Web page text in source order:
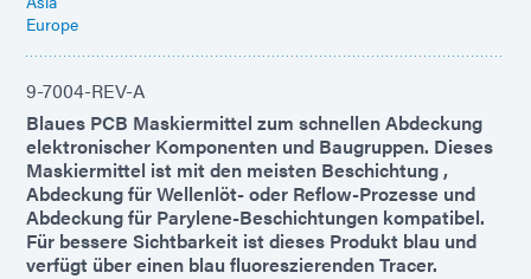
Europe
9-7004-REV-A
Blaues PCB Maskiermittel zum schnellen Abdeckung
elektronischer Komponenten und Baugruppen. Dieses
Maskiermittel ist mit den meisten Beschichtung ,
Abdeckung für Wellenlöt- oder Reflow-Prozesse und
Abdeckung für Parylene-Beschichtungen kompatibel.
Für bessere Sichtbarkeit ist dieses Produkt blau und
verfügt über einen blau fluoreszierenden Tracer.